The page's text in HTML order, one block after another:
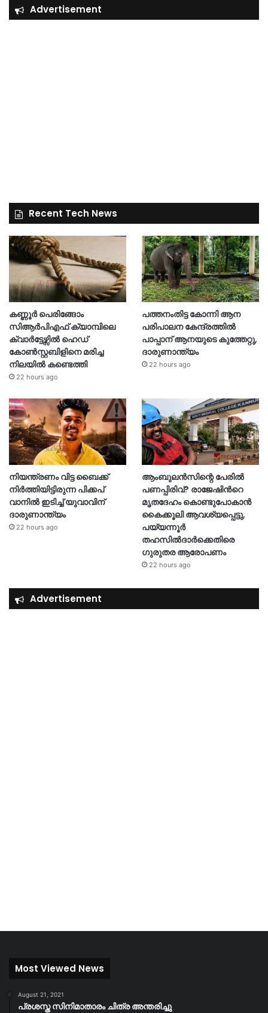
Advertisement
Recent Tech News
കണ്ണൂർ പെരിങ്ങോം
സിആർപിഎഫ് ക്യാമ്പിലെ
ക്വാർട്ടേഴ്സിൽ ഹെഡ്
കോൺസ്റ്റബിളിനെ മരിച്ച
നിലയിൽ കണ്ടെത്തി
22 hours ago
പത്തനംതിട്ട കോന്നി ആന
പരിപാലന കേന്ദ്രത്തിൽ
പാപ്പാന് ആനയുടെ കുത്തേറ്റു,
ദാരുണാന്ത്യം
22 hours ago
നിയന്ത്രണം വിട്ട ബൈക്ക്
നിർത്തിയിട്ടിരുന്ന പിക്കപ്
വാനിൽ ഇടിച്ച് യുവാവിന്
ദാരുണാന്ത്യം
22 hours ago
ആംബുലൻസിന്റെ പേരിൽ
പണപ്പിരിവ്? രാജേഷിന്‍റെ
മൃതദേഹം കൊണ്ടുപോകാൻ
കൈക്കൂലി ആവശ്യപ്പെട്ടു,
പയ്യന്നൂർ
തഹസിൽദാർക്കെതിരെ
ഗുരുതര ആരോപണം
22 hours ago
Advertisement
Most Viewed News
August 21, 2021
പ്രശസ്ത സിനിമാതാരം ചിത്ര അന്തരിച്ചു